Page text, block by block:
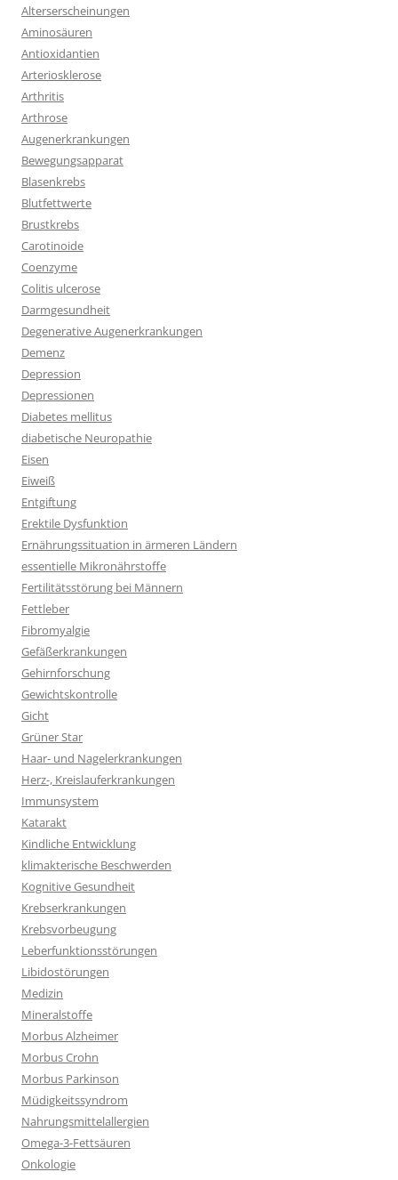
Alterserscheinungen
Aminosäuren
Antioxidantien
Arteriosklerose
Arthritis
Arthrose
Augenerkrankungen
Bewegungsapparat
Blasenkrebs
Blutfettwerte
Brustkrebs
Carotinoide
Coenzyme
Colitis ulcerose
Darmgesundheit
Degenerative Augenerkrankungen
Demenz
Depression
Depressionen
Diabetes mellitus
diabetische Neuropathie
Eisen
Eiweiß
Entgiftung
Erektile Dysfunktion
Ernährungssituation in ärmeren Ländern
essentielle Mikronährstoffe
Fertilitätsstörung bei Männern
Fettleber
Fibromyalgie
Gefäßerkrankungen
Gehirnforschung
Gewichtskontrolle
Gicht
Grüner Star
Haar- und Nagelerkrankungen
Herz-, Kreislauferkrankungen
Immunsystem
Katarakt
Kindliche Entwicklung
klimakterische Beschwerden
Kognitive Gesundheit
Krebserkrankungen
Krebsvorbeugung
Leberfunktionsstörungen
Libidostörungen
Medizin
Mineralstoffe
Morbus Alzheimer
Morbus Crohn
Morbus Parkinson
Müdigkeitssyndrom
Nahrungsmittelallergien
Omega-3-Fettsäuren
Onkologie